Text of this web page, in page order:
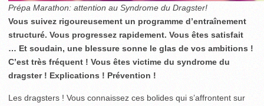
Prépa Marathon: attention au Syndrome du Dragster!
Vous suivez rigoureusement un programme d’entraînement
structuré. Vous progressez rapidement. Vous êtes satisfait
… Et soudain, une blessure sonne le glas de vos ambitions !
C’est très fréquent ! Vous êtes victime du syndrome du
dragster ! Explications ! Prévention !
Les dragsters ! Vous connaissez ces bolides qui s’affrontent sur